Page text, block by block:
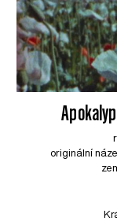
originální